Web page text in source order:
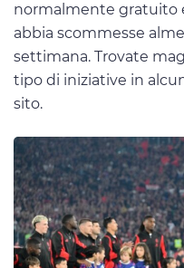
normalmente gratuito
abbia scommesse
settimana. Trovate
tipo di iniziative in
sito.